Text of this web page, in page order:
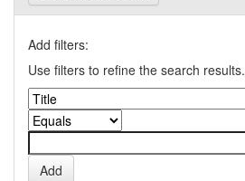
Add filters:
Use filters to refine the search results.